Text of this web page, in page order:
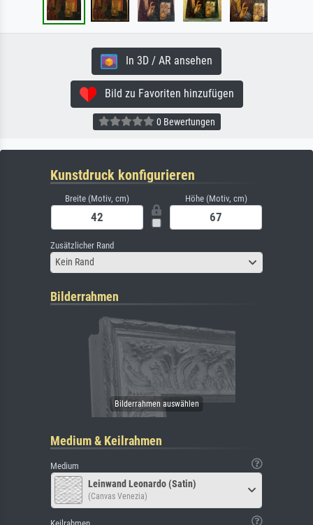
In 3D / AR ansehen
Bild zu Favoriten hinzufügen
0 Bewertungen
Kunstdruck konfigurieren
Breite (Motiv, cm) Höhe (Motiv, cm)
Zusätzlicher Rand
Kein Rand
Bilderrahmen
Medium & Keilrahmen
Medium
Leinwand Leonardo (Satin)
(Canvas Venezia)